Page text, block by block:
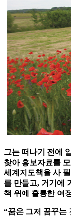
그는 떠나기 전에
찾아 홍보자료를
세계지도책을 사
를 만들고, 거기에
책 위에 훌륭한 여
“꿈은 그저 꿈꾸는